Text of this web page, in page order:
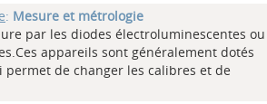
: Mesure et métrologie
par les diodes électroluminescentes ou
appareils sont généralement dotés
de changer les calibres et de